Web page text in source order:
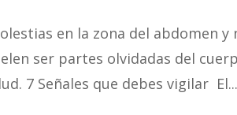
en la zona del abdomen y
ser partes olvidadas del
7 Señales que debes vigilar